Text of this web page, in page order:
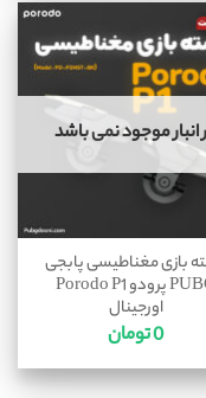
انبار موجود نمی باشد
بازی مغناطیسی پابجی
PUBG پرودو Porodo P1
اورجینال
0تومان